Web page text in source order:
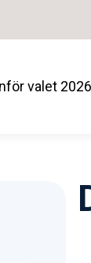
valet 2026